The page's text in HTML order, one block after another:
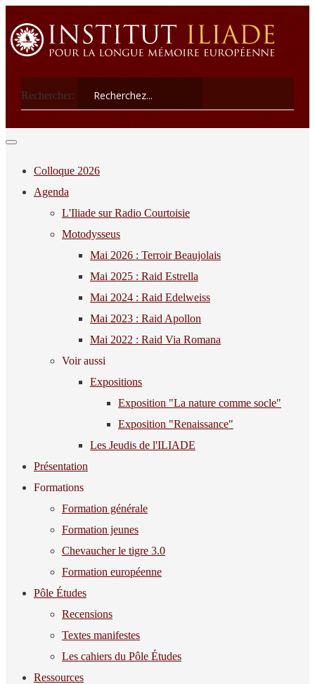
Rechercher:
Colloque 2026
Agenda
L'Iliade sur Radio Courtoisie
Motodysseus
Mai 2026 : Terroir Beaujolais
Mai 2025 : Raid Estrella
Mai 2024 : Raid Edelweiss
Mai 2023 : Raid Apollon
Mai 2022 : Raid Via Romana
Voir aussi
Expositions
Exposition "La nature comme socle"
Exposition "Renaissance"
Les Jeudis de l'ILIADE
Présentation
Formations
Formation générale
Formation jeunes
Chevaucher le tigre 3.0
Formation européenne
Pôle Études
Recensions
Textes manifestes
Les cahiers du Pôle Études
Ressources